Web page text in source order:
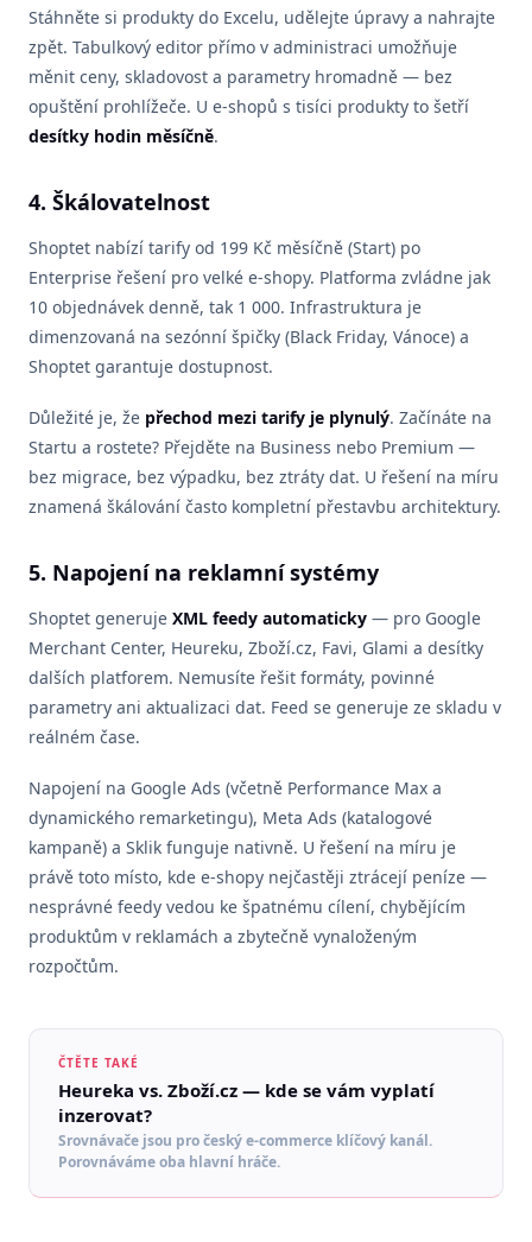
Stáhněte si produkty do Excelu, udělejte úpravy a nahrajte
zpět. Tabulkový editor přímo v administraci umožňuje
měnit ceny, skladovost a parametry hromadně — bez
opuštění prohlížeče. U e-shopů s tisíci produkty to šetří
desítky hodin měsíčně.
4. Škálovatelnost
Shoptet nabízí tarify od 199 Kč měsíčně (Start) po
Enterprise řešení pro velké e-shopy. Platforma zvládne jak
10 objednávek denně, tak 1 000. Infrastruktura je
dimenzovaná na sezónní špičky (Black Friday, Vánoce) a
Shoptet garantuje dostupnost.
Důležité je, že přechod mezi tarify je plynulý. Začínáte na
Startu a rostete? Přejděte na Business nebo Premium —
bez migrace, bez výpadku, bez ztráty dat. U řešení na míru
znamená škálování často kompletní přestavbu architektury.
5. Napojení na reklamní systémy
Shoptet generuje XML feedy automaticky — pro Google
Merchant Center, Heureku, Zboží.cz, Favi, Glami a desítky
dalších platforem. Nemusíte řešit formáty, povinné
parametry ani aktualizaci dat. Feed se generuje ze skladu v
reálném čase.
Napojení na Google Ads (včetně Performance Max a
dynamického remarketingu), Meta Ads (katalogové
kampaně) a Sklik funguje nativně. U řešení na míru je
právě toto místo, kde e-shopy nejčastěji ztrácejí peníze —
nesprávné feedy vedou ke špatnému cílení, chybějícím
produktům v reklamách a zbytečně vynaloženým
rozpočtům.
ČTĚTE TAKÉ
Heureka vs. Zboží.cz — kde se vám vyplatí
inzerovat?
Srovnávače jsou pro český e-commerce klíčový kanál.
Porovnáváme oba hlavní hráče.